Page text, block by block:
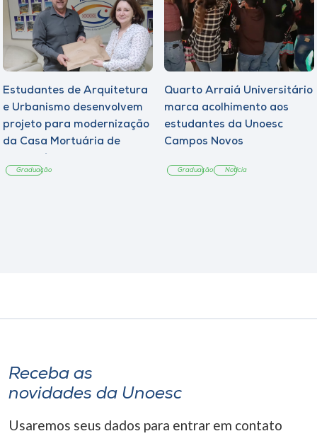
Estudantes de Arquitetura
e Urbanismo desenvolvem
projeto para modernização
da Casa Mortuária de
Graduação
Quarto Arraiá Universitário
marca acolhimento aos
estudantes da Unoesc
Campos Novos
Graduação Notícia
Receba as
novidades da Unoesc
Usaremos seus dados para entrar em contato